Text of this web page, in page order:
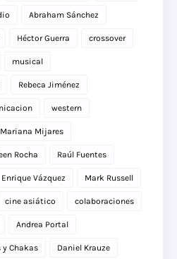
Abraham Sánchez
Héctor Guerra crossover
musical
Rebeca Jiménez
western
Mariana Mijares
Rocha Raúl Fuentes
Enrique Vázquez Mark Russell
cine asiático colaboraciones
Andrea Portal
y Chakas Daniel Krauze